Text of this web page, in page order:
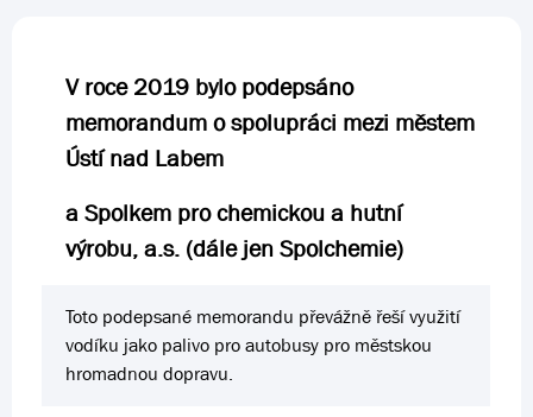
V roce 2019 bylo podepsáno
memorandum o spolupráci mezi městem
Ústí nad Labem
a Spolkem pro chemickou a hutní
výrobu, a.s. (dále jen Spolchemie)
Toto podepsané memorandu převážně řeší využití
vodíku jako palivo pro autobusy pro městskou
hromadnou dopravu.